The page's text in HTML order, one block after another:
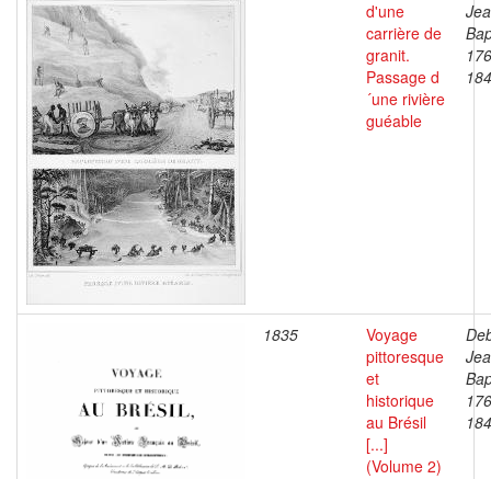
d'une
carrière de
granit.
Passage d
´une rivière
guéable
1835
Voyage
pittoresque
et
historique
au Brésil
[...]
(Volume 2)